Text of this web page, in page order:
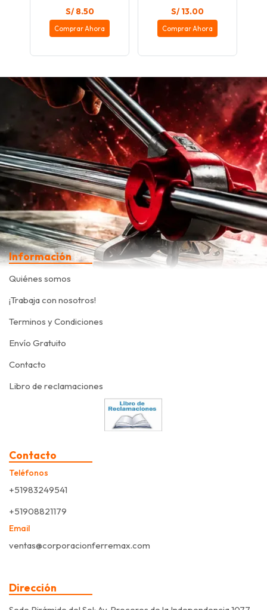
S/ 8.50
Comprar Ahora
S/ 13.00
Comprar Ahora
Información
Quiénes somos
¡Trabaja con nosotros!
Terminos y Condiciones
Envío Gratuito
Contacto
Libro de reclamaciones
Contacto
Teléfonos
+51983249541
+51908821179
Email
ventas@corporacionferremax.com
Dirección